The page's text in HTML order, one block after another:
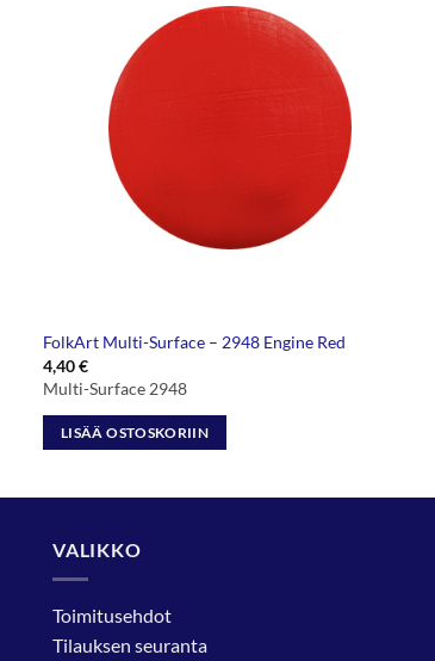
FolkArt Multi-Surface – 2948 Engine Red
4,40€
Multi-Surface 2948
LISÄÄ OSTOSKORIIN
VALIKKO
Toimitusehdot
Tilauksen seuranta